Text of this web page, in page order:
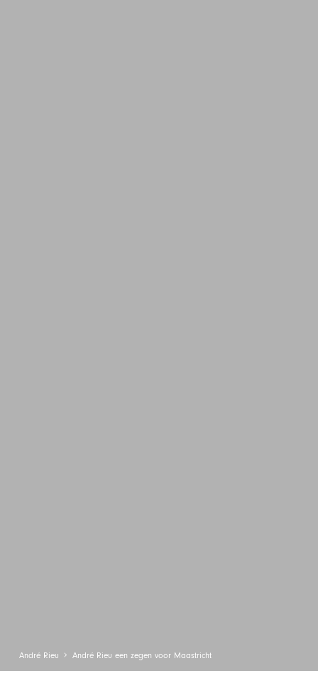
André Rieu André Rieu een zegen voor Maastricht